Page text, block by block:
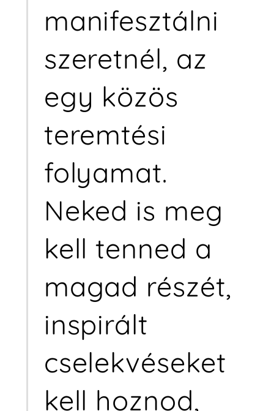
manifesztálni
szeretnél, az
egy közös
teremtési
folyamat.
Neked is meg
kell tenned a
magad részét,
inspirált
cselekvéseket
kell hoznod,